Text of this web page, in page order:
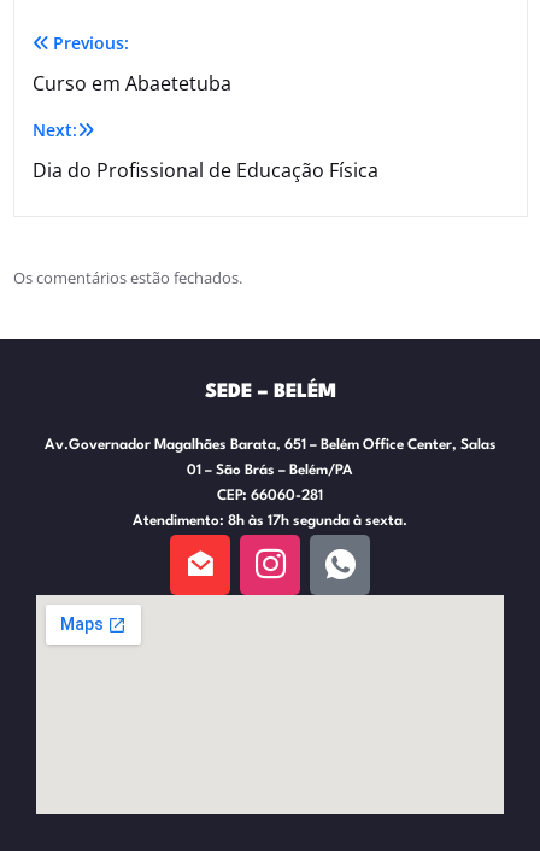
Previous:
Curso em Abaetetuba
Next:
Dia do Profissional de Educação Física
Os comentários estão fechados.
SEDE – BELÉM
Av.Governador Magalhães Barata, 651 – Belém Office Center, Salas
01 – São Brás – Belém/PA
CEP: 66060-281
Atendimento: 8h às 17h segunda à sexta.